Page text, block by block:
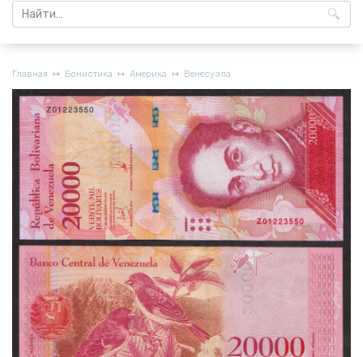
Search
for:
Главная Бонистика Америка Венесуэла